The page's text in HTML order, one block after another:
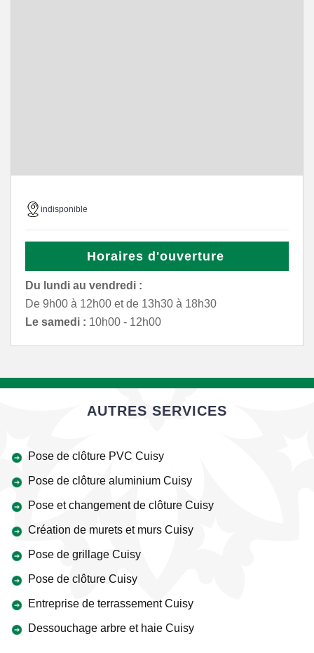
indisponible
Horaires d'ouverture
Du lundi au vendredi :
De 9h00 à 12h00 et de 13h30 à 18h30
Le samedi : 10h00 - 12h00
AUTRES SERVICES
Pose de clôture PVC Cuisy
Pose de clôture aluminium Cuisy
Pose et changement de clôture Cuisy
Création de murets et murs Cuisy
Pose de grillage Cuisy
Pose de clôture Cuisy
Entreprise de terrassement Cuisy
Dessouchage arbre et haie Cuisy